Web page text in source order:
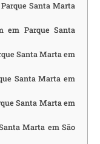
Santa Marta
em Parque Santa
Santa Marta em
Santa Marta em
Santa Marta em
Marta em São